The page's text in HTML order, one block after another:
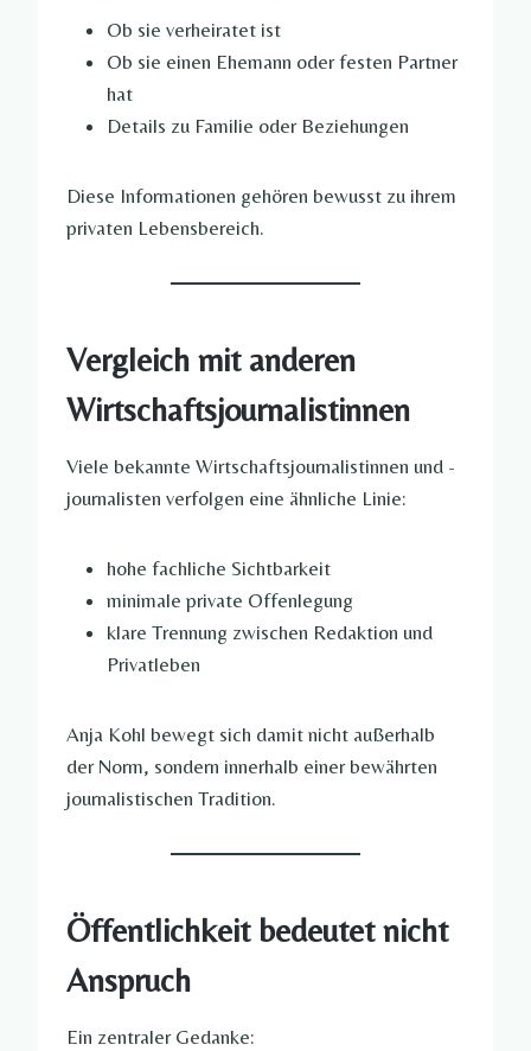
Ob sie verheiratet ist
Ob sie einen Ehemann oder festen Partner
hat
Details zu Familie oder Beziehungen
Diese Informationen gehören bewusst zu ihrem
privaten Lebensbereich.
Vergleich mit anderen
Wirtschaftsjournalistinnen
Viele bekannte Wirtschaftsjournalistinnen und -
journalisten verfolgen eine ähnliche Linie:
hohe fachliche Sichtbarkeit
minimale private Offenlegung
klare Trennung zwischen Redaktion und
Privatleben
Anja Kohl bewegt sich damit nicht außerhalb
der Norm, sondern innerhalb einer bewährten
journalistischen Tradition.
Öffentlichkeit bedeutet nicht
Anspruch
Ein zentraler Gedanke: